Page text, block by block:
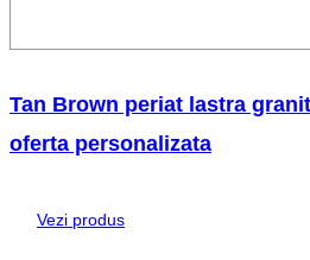
Tan Brown periat lastra
oferta personalizata
Vezi produs